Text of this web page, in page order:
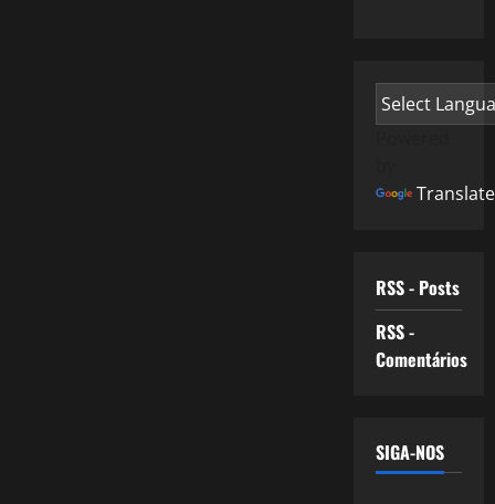
Translate
RSS - Posts
RSS -
Comentários
SIGA-NOS